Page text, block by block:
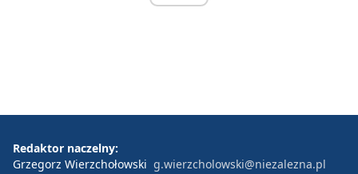
Redaktor naczelny:
Grzegorz Wierzchołowski g.wierzcholowski@niezalezna.pl